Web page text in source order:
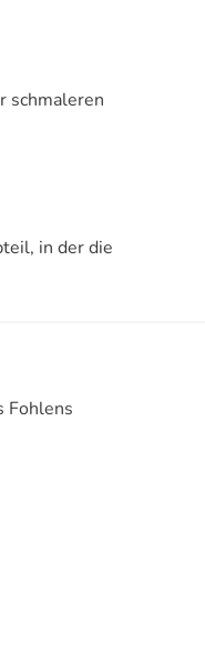
schmaleren
in der die
Fohlens